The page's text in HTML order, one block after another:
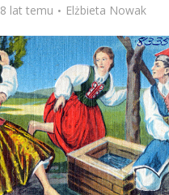
8 lat temu Elżbieta Nowak